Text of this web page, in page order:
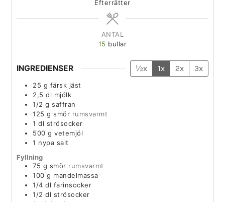
Efterrätter
ANTAL
15 bullar
INGREDIENSER ½x 1x 2x 3x
25 g färsk jäst
2,5 dl mjölk
1/2 g saffran
125 g smör rumsvarmt
1 dl strösocker
500 g vetemjöl
1 nypa salt
Fyllning
75 g smör rumsvarmt
100 g mandelmassa
1/4 dl farinsocker
1/2 dl strösocker